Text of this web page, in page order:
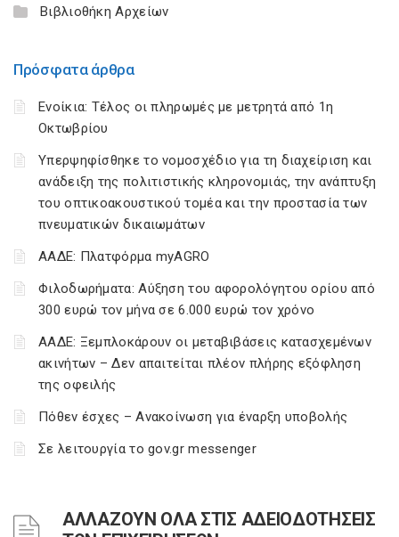
Βιβλιοθήκη Αρχείων
Πρόσφατα άρθρα
Ενοίκια: Τέλος οι πληρωμές με μετρητά από 1η
Οκτωβρίου
Υπερψηφίσθηκε το νομοσχέδιο για τη διαχείριση και
ανάδειξη της πολιτιστικής κληρονομιάς, την ανάπτυξη
του οπτικοακουστικού τομέα και την προστασία των
πνευματικών δικαιωμάτων
ΑΑΔΕ: Πλατφόρμα myAGRO
Φιλοδωρήματα: Αύξηση του αφορολόγητου ορίου από
300 ευρώ τον μήνα σε 6.000 ευρώ τον χρόνο
ΑΑΔΕ: Ξεμπλοκάρουν οι μεταβιβάσεις κατασχεμένων
ακινήτων – Δεν απαιτείται πλέον πλήρης εξόφληση
της οφειλής
Πόθεν έσχες – Ανακοίνωση για έναρξη υποβολής
Σε λειτουργία το gov.gr messenger
ΑΛΛΑΖΟΥΝ ΟΛΑ ΣΤΙΣ ΑΔΕΙΟΔΟΤΗΣΕΙΣ